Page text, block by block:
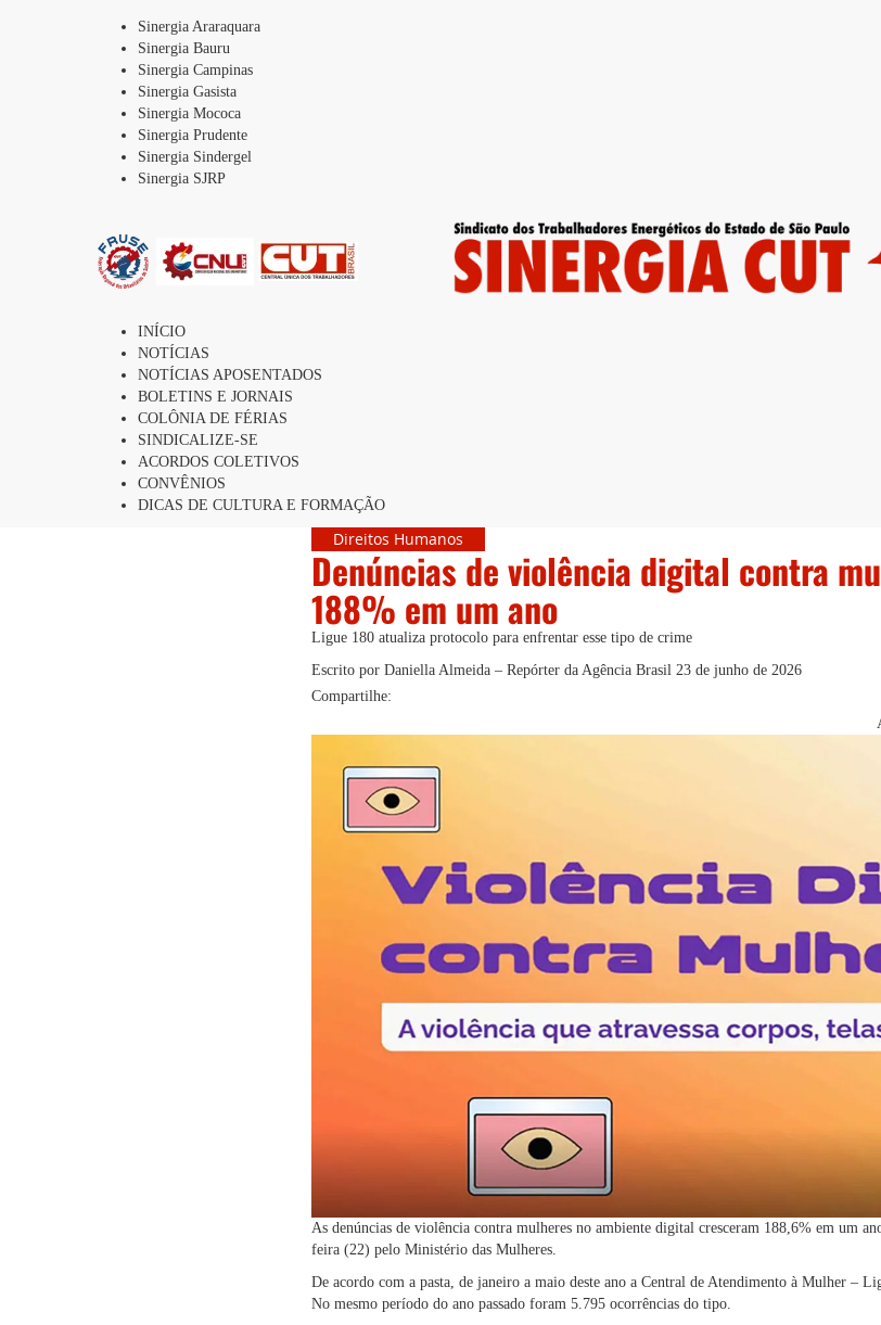
Sinergia Araraquara
Sinergia Bauru
Sinergia Campinas
Sinergia Gasista
Sinergia Mococa
Sinergia Prudente
Sinergia Sindergel
Sinergia SJRP
INÍCIO
NOTÍCIAS
NOTÍCIAS APOSENTADOS
BOLETINS E JORNAIS
COLÔNIA DE FÉRIAS
SINDICALIZE-SE
ACORDOS COLETIVOS
CONVÊNIOS
DICAS DE CULTURA E FORMAÇÃO
Direitos Humanos
Denúncias de violência digital contra
188% em um ano
Ligue 180 atualiza protocolo para enfrentar esse tipo de crime
Escrito por Daniella Almeida – Repórter da Agência Brasil 23 de junho de 2026
Compartilhe:
As denúncias de violência contra mulheres no ambiente digital cresceram 188,6% em um
feira (22) pelo Ministério das Mulheres.
De acordo com a pasta, de janeiro a maio deste ano a Central de Atendimento à Mulher –
No mesmo período do ano passado foram 5.795 ocorrências do tipo.